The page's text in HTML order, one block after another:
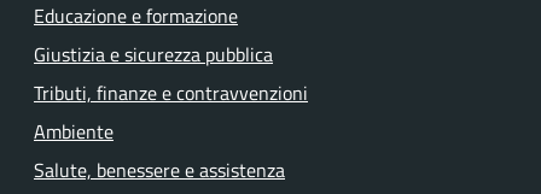
Educazione e formazione
Giustizia e sicurezza pubblica
Tributi, finanze e contravvenzioni
Ambiente
Salute, benessere e assistenza